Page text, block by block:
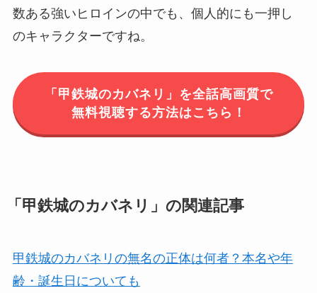
数ある強いヒロインの中でも、個人的にも一押し
のキャラクターですね。
「甲鉄城のカバネリ」を全話高画質で
無料視聴する方法はこちら！
「甲鉄城のカバネリ」の関連記事
甲鉄城のカバネリの無名の正体は何者？本名や年
齢・誕生日についても